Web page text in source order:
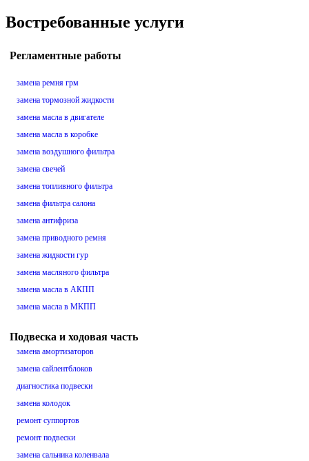
Востребованные услуги
Регламентные работы
замена ремня грм
замена тормозной жидкости
замена масла в двигателе
замена масла в коробке
замена воздушного фильтра
замена свечей
замена топливного фильтра
замена фильтра салона
замена антифриза
замена приводного ремня
замена жидкости гур
замена масляного фильтра
замена масла в АКПП
замена масла в МКПП
Подвеска и ходовая часть
замена амортизаторов
замена сайлентблоков
диагностика подвески
замена колодок
ремонт суппортов
ремонт подвески
замена сальника коленвала